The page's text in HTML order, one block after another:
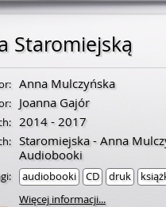
Staromiejską
Anna Mulczyńska
Joanna Gajór
2014 - 2017
Staromiejska - Anna
Audiobooki
audiobooki CD druk
Więcej informacji...